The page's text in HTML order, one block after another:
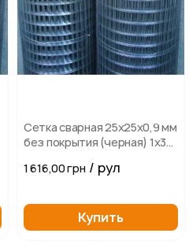
Сетка сварная 25х25х0,9 мм
без покрытия (черная) 1х30
1 616,00 грн / рул
Купить